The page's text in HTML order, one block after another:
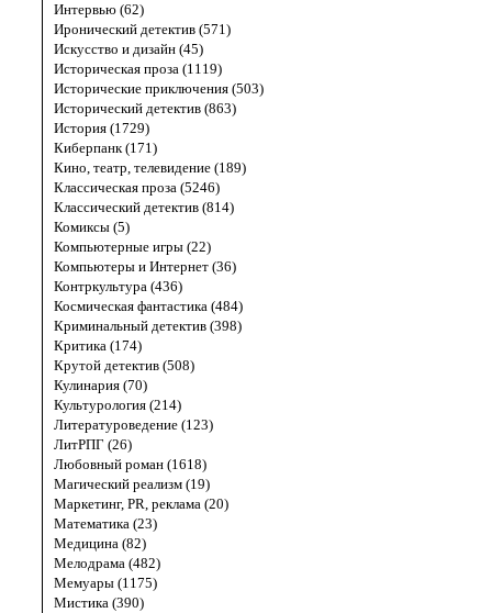
Интервью (62)
Иронический детектив (571)
Искусство и дизайн (45)
Историческая проза (1119)
Исторические приключения (503)
Исторический детектив (863)
История (1729)
Киберпанк (171)
Кино, театр, телевидение (189)
Классическая проза (5246)
Классический детектив (814)
Комиксы (5)
Компьютерные игры (22)
Компьютеры и Интернет (36)
Контркультура (436)
Космическая фантастика (484)
Криминальный детектив (398)
Критика (174)
Крутой детектив (508)
Кулинария (70)
Культурология (214)
Литературоведение (123)
ЛитРПГ (26)
Любовный роман (1618)
Магический реализм (19)
Маркетинг, PR, реклама (20)
Математика (23)
Медицина (82)
Мелодрама (482)
Мемуары (1175)
Мистика (390)